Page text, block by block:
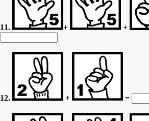
11. + +
12. + =